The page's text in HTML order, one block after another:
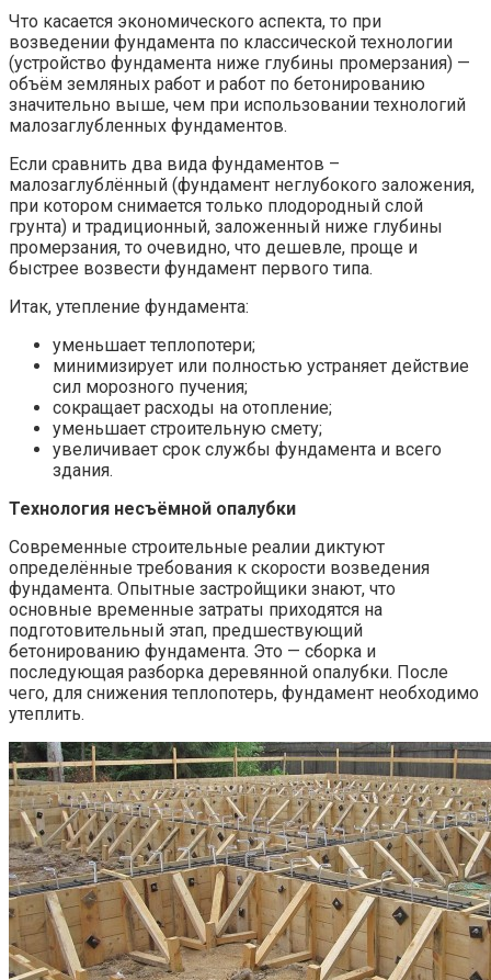
Что касается экономического аспекта, то при
возведении фундамента по классической технологии
(устройство фундамента ниже глубины промерзания) —
объём земляных работ и работ по бетонированию
значительно выше, чем при использовании технологий
малозаглубленных фундаментов.
Если сравнить два вида фундаментов –
малозаглублённый (фундамент неглубокого заложения,
при котором снимается только плодородный слой
грунта) и традиционный, заложенный ниже глубины
промерзания, то очевидно, что дешевле, проще и
быстрее возвести фундамент первого типа.
Итак, утепление фундамента:
уменьшает теплопотери;
минимизирует или полностью устраняет действие
сил морозного пучения;
сокращает расходы на отопление;
уменьшает строительную смету;
увеличивает срок службы фундамента и всего
здания.
Технология несъёмной опалубки
Современные строительные реалии диктуют
определённые требования к скорости возведения
фундамента. Опытные застройщики знают, что
основные временные затраты приходятся на
подготовительный этап, предшествующий
бетонированию фундамента. Это — сборка и
последующая разборка деревянной опалубки. После
чего, для снижения теплопотерь, фундамент необходимо
утеплить.